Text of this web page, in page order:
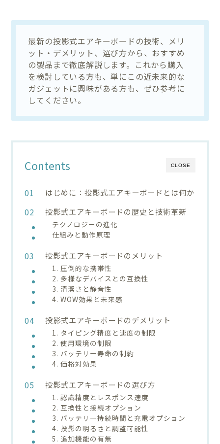
最新の投影式エアキーボードの技術、メリ
ット・デメリット、選び方から、おすすめ
の製品まで徹底解説します。これから購入
を検討している方も、単にこの近未来的な
ガジェットに興味がある方も、ぜひ参考に
してください。
CLOSE
Contents
はじめに：投影式エアキーボードとは何か
投影式エアキーボードの歴史と技術革新
テクノロジーの進化
仕組みと動作原理
投影式エアキーボードのメリット
1. 圧倒的な携帯性
2. 多様なデバイスとの互換性
3. 清潔さと静音性
4. WOW効果と未来感
投影式エアキーボードのデメリット
1. タイピング精度と速度の制限
2. 使用環境の制限
3. バッテリー寿命の制約
4. 価格対効果
投影式エアキーボードの選び方
1. 認識精度とレスポンス速度
2. 互換性と接続オプション
3. バッテリー持続時間と充電オプション
4. 投影の明るさと調整可能性
5. 追加機能の有無